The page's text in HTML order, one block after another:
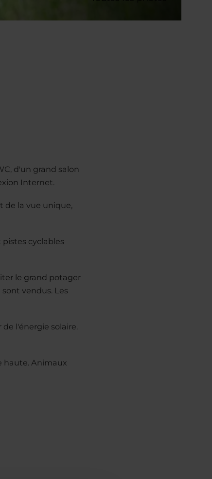
d'un grand salon
Internet.
de la vue unique,
cyclables
le grand potager
vendus. Les
l'énergie solaire.
haute. Animaux